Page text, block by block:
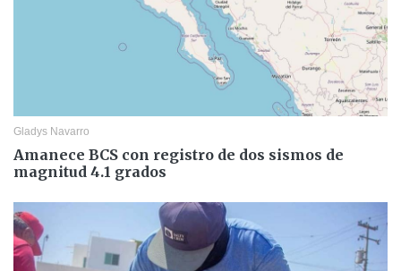
Gladys Navarro
Amanece BCS con registro de dos sismos de
magnitud 4.1 grados